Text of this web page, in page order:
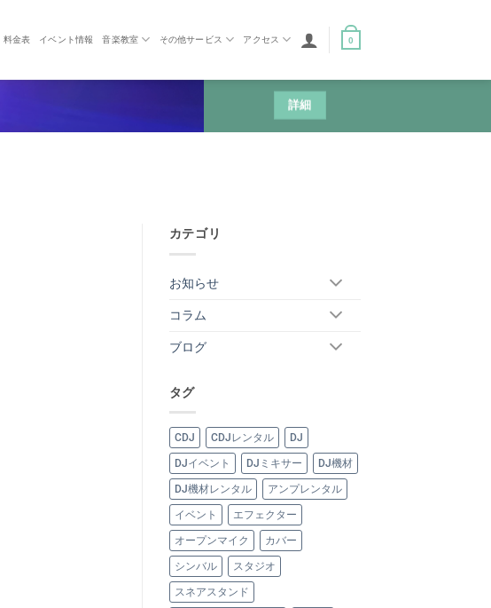
料金表 イベント情報 音楽教室 その他サービス アクセス 0
詳細
カテゴリ
お知らせ
コラム
ブログ
タグ
CDJ CDJレンタル DJ
DJイベント DJミキサー DJ機材
DJ機材レンタル アンプレンタル
イベント エフェクター
オープンマイク カバー
シンバル スタジオ
スネアスタンド